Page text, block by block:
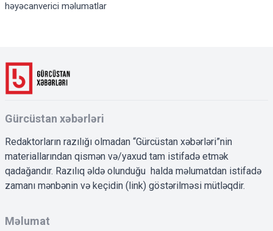
həyəcanverici məlumatlar
Gürcüstan xəbərləri
Redaktorların razılığı olmadan “Gürcüstan xəbərləri”nin
materiallarından qismən və/yaxud tam istifadə etmək
qadağandır. Razılıq əldə olunduğu halda məlumatdan istifadə
zamanı mənbənin və keçidin (link) göstərilməsi mütləqdir.
Məlumat